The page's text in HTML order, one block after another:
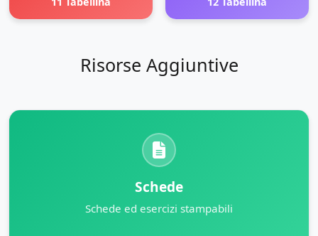
Risorse Aggiuntive
Schede
Schede ed esercizi stampabili